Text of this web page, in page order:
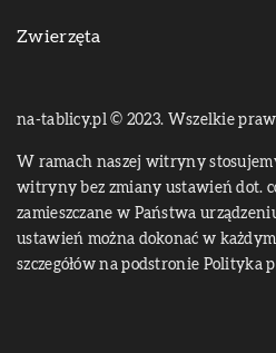
Zwierzęta
na-tablicy.pl © 2023. Wszelkie
W ramach naszej witryny
witryny bez zmiany ustawień dot.
zamieszczane w Państwa
ustawień można dokonać w
szczegółów na podstronie Polityka